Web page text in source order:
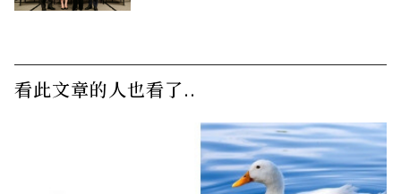
看此文章的人也看了..